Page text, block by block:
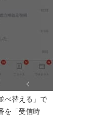
べ替える」で
を「受信時